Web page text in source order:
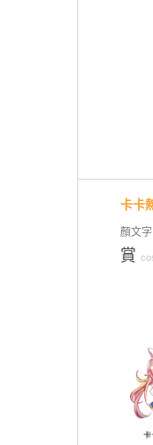
卡卡
顏文字
賞